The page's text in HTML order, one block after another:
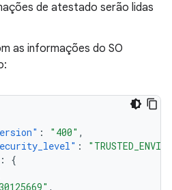
de atestado serão lidas
as informações do SO
: "400" ,
:
:
{
,